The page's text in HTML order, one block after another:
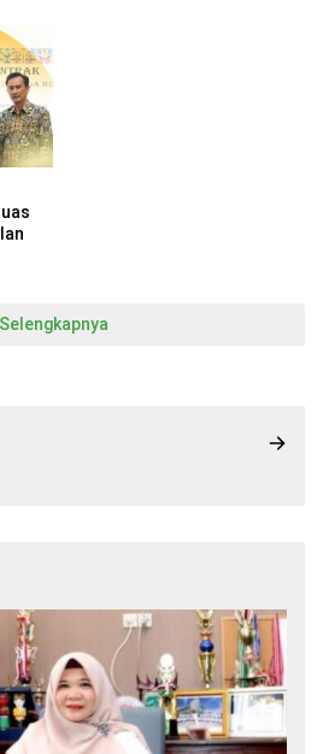
Selengkapnya